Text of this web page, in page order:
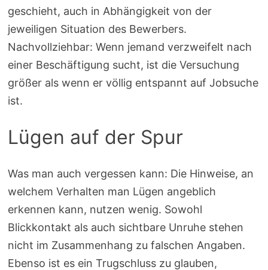
geschieht, auch in Abhängigkeit von der
jeweiligen Situation des Bewerbers.
Nachvollziehbar: Wenn jemand verzweifelt nach
einer Beschäftigung sucht, ist die Versuchung
größer als wenn er völlig entspannt auf Jobsuche
ist.
Lügen auf der Spur
Was man auch vergessen kann: Die Hinweise, an
welchem Verhalten man Lügen angeblich
erkennen kann, nutzen wenig. Sowohl
Blickkontakt als auch sichtbare Unruhe stehen
nicht im Zusammenhang zu falschen Angaben.
Ebenso ist es ein Trugschluss zu glauben,